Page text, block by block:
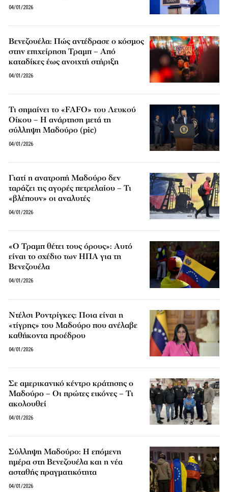
04/01/2026
Βενεζουέλα: Πώς αντέδρασε ο κόσμος
στην επιχείρηση Τραμπ – Από
καταδίκες έως ανοιχτή στήριξη
04/01/2026
Τι σημαίνει το «FAFO» του Λευκού
Οίκου – Η ανάρτηση μετά τη
σύλληψη Μαδούρο (pic)
04/01/2026
Γιατί η ανατροπή Μαδούρο δεν
ταράζει τις αγορές πετρελαίου – Τι
«βλέπουν» οι αναλυτές
04/01/2026
«Ο Τραμπ θέτει τους όρους»: Αυτό
είναι το σχέδιο των ΗΠΑ για τη
Βενεζουέλα
04/01/2026
Ντέλσι Ροντρίγκες: Ποια είναι η
«τίγρης» του Μαδούρο που ανέλαβε
καθήκοντα προέδρου
04/01/2026
Σε αμερικανικό κέντρο κράτησης ο
Μαδούρο – Οι πρώτες εικόνες – Τι
ακολουθεί
04/01/2026
Σύλληψη Μαδούρο: Η επόμενη
ημέρα στη Βενεζουέλα και η νέα
ασταθής πραγματικότητα
04/01/2026